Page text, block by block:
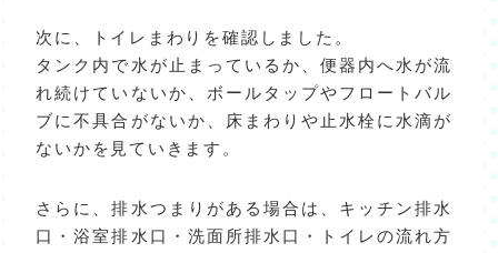
次に、トイレまわりを確認しました。
タンク内で水が止まっているか、便器内へ水が流
れ続けていないか、ボールタップやフロートバル
ブに不具合がないか、床まわりや止水栓に水滴が
ないかを見ていきます。
さらに、排水つまりがある場合は、キッチン排水
口・浴室排水口・洗面所排水口・トイレの流れ方